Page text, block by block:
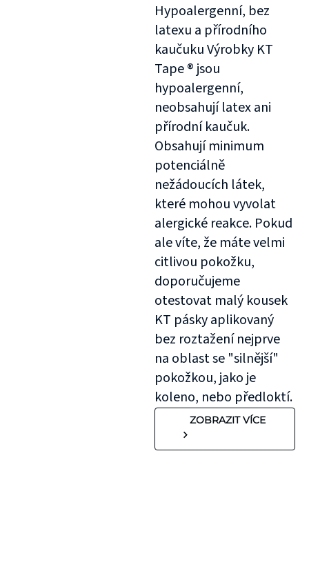
Hypoalergenní, bez
latexu a přírodního
kaučuku Výrobky KT
Tape ® jsou
hypoalergenní,
neobsahují latex ani
přírodní kaučuk.
Obsahují minimum
potenciálně
nežádoucích látek,
které mohou vyvolat
alergické reakce. Pokud
ale víte, že máte velmi
citlivou pokožku,
doporučujeme
otestovat malý kousek
KT pásky aplikovaný
bez roztažení nejprve
na oblast se "silnější"
pokožkou, jako je
koleno, nebo předloktí.
ZOBRAZIT VÍCE